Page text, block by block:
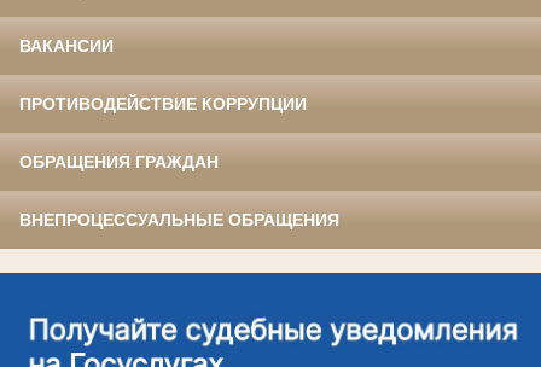
ВАКАНСИИ
ПРОТИВОДЕЙСТВИЕ КОРРУПЦИИ
ОБРАЩЕНИЯ ГРАЖДАН
ВНЕПРОЦЕССУАЛЬНЫЕ ОБРАЩЕНИЯ